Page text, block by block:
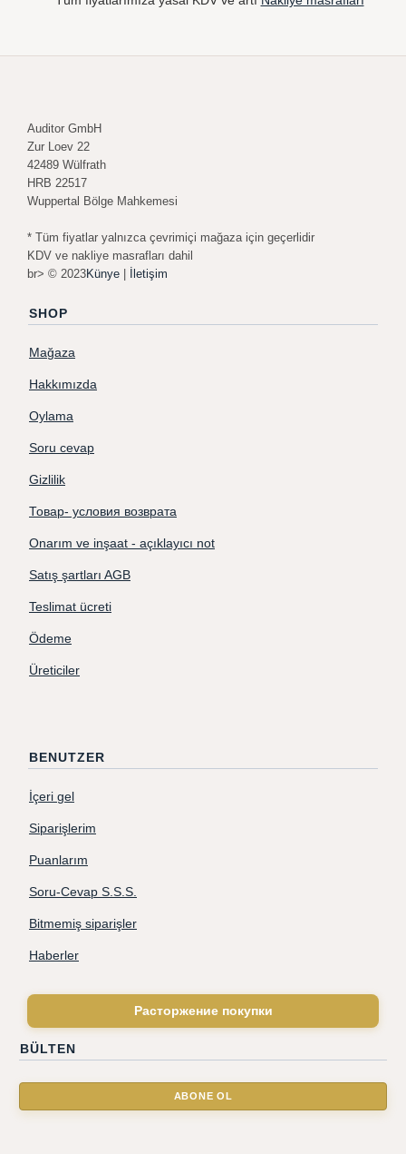
Auditor GmbH
Zur Loev 22
42489 Wülfrath
HRB 22517
Wuppertal Bölge Mahkemesi
* Tüm fiyatlar yalnızca çevrimiçi mağaza için geçerlidir
KDV ve nakliye masrafları dahil
br> © 2023Künye | İletişim
SHOP
Mağaza
Hakkımızda
Oylama
Soru cevap
Gizlilik
Товар- условия возврата
Onarım ve inşaat - açıklayıcı not
Satış şartları AGB
Teslimat ücreti
Ödeme
Üreticiler
BENUTZER
İçeri gel
Siparişlerim
Puanlarım
Soru-Cevap S.S.S.
Bitmemiş siparişler
Haberler
Расторжение покупки
BÜLTEN